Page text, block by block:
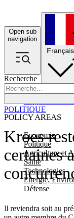
Open sub
navigation
Recherche
POLICY AREAS
Economie
Politique
Agriculture et
Santé
Technologies
Energie,
Défense
Français
Kroes
certaines
Il reviendra soit au
POLITIQUE